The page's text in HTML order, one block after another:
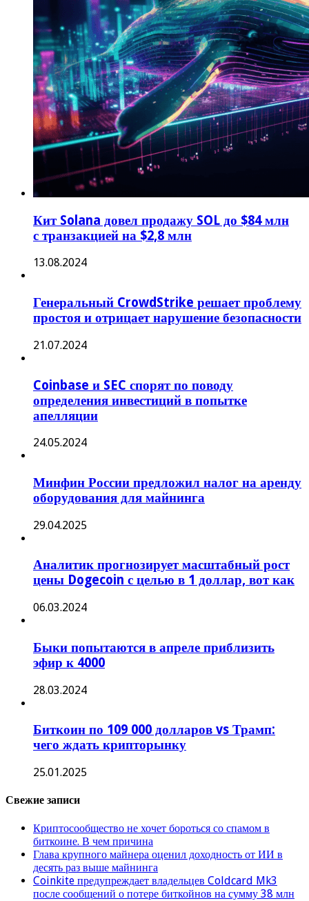
Кит Solana довел продажу SOL до $84 млн
с транзакцией на $2,8 млн
13.08.2024
Генеральный CrowdStrike решает проблему
простоя и отрицает нарушение безопасности
21.07.2024
Coinbase и SEC спорят по поводу
определения инвестиций в попытке
апелляции
24.05.2024
Минфин России предложил налог на аренду
оборудования для майнинга
29.04.2025
Аналитик прогнозирует масштабный рост
цены Dogecoin с целью в 1 доллар, вот как
06.03.2024
Быки попытаются в апреле приблизить
эфир к 4000
28.03.2024
Биткоин по 109 000 долларов vs Трамп:
чего ждать крипторынку
25.01.2025
Свежие записи
Криптосообщество не хочет бороться со спамом в
биткоине. В чем причина
Глава крупного майнера оценил доходность от ИИ в
десять раз выше майнинга
Coinkite предупреждает владельцев Coldcard Mk3
после сообщений о потере биткойнов на сумму 38 млн